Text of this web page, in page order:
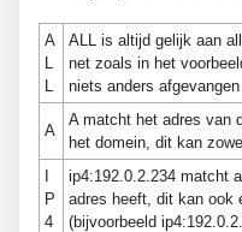
A
L
L
ALL is altijd gelijk aan
net zoals in het
niets anders
A
A matcht het adres van
het domein, dit kan
P
4
ip4:192.0.2.234 matcht
adres heeft, dit kan ook
(bijvoorbeeld